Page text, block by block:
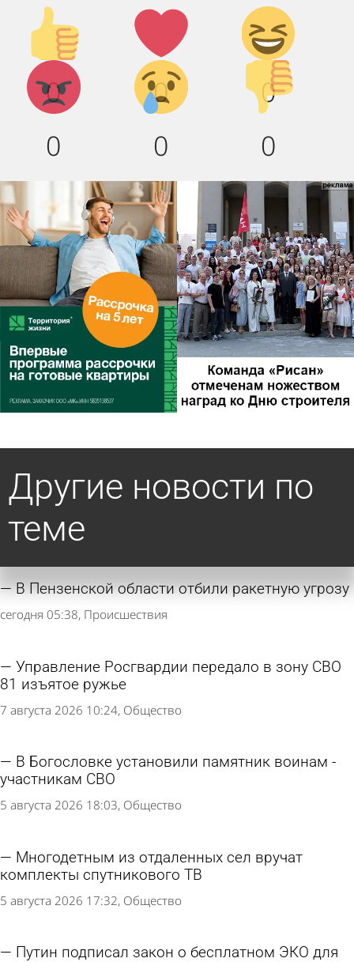
Палец
вверх!
0
Лайк!
0
Дикий
смех!
0
Агрессия!
0
Грусть
:(
0
Палец
вниз!
0
Другие новости по
теме
В Пензенской области отбили ракетную угрозу
сегодня 05:38 Происшествия
Управление Росгвардии передало в зону СВО
81 изъятое ружье
7 августа 2026 10:24 Общество
В Богословке установили памятник воинам -
участникам СВО
5 августа 2026 18:03 Общество
Многодетным из отдаленных сел вручат
комплекты спутникового ТВ
5 августа 2026 17:32 Общество
Путин подписал закон о бесплатном ЭКО для